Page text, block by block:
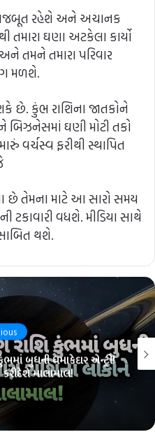
રહેશે અને અચાનક
તમારા ઘણા અટકેલા કાર્યો
તમને તમારા પરિવાર
મળશે.
છે. કુંભ રાશિના જાતકોને
બિઝનેસમાં ઘણી મોટી તકો
વર્ચસ્વ ફરીથી સ્થાપિત
છે તેમના માટે આ સારો સમય
વધશે. મીડિયા સાથે
થશે.
બુધની ધમાકેદાર એન્ટ્રી!
કરીદેશે માલામાલ!